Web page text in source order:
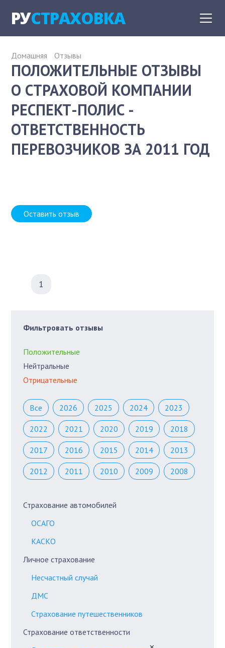
РУСТРАХОВКА
Домашняя Отзывы
ПОЛОЖИТЕЛЬНЫЕ ОТЗЫВЫ
О СТРАХОВОЙ КОМПАНИИ
РЕСПЕКТ-ПОЛИС -
ОТВЕТСТВЕННОСТЬ
ПЕРЕВОЗЧИКОВ ЗА 2011 ГОД
Оставить отзыв
1
Фильтровать отзывы
Положительные
Нейтральные
Отрицательные
Все 2026 2025 2024 2023
2022 2021 2020 2019 2018
2017 2016 2015 2014 2013
2012 2011 2010 2009 2008
Страхование автомобилей
ОСАГО
КАСКО
Личное страхование
Несчастный случай
ДМС
Страхование путешественников
Страхование ответственности